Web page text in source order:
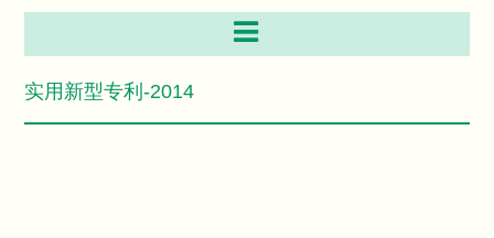
实用新型专利-2014